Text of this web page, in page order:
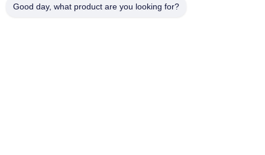
Good day, what product are you looking for?